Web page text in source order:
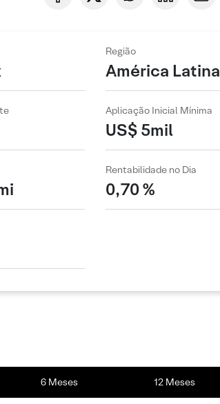
Região
América Latina
Aplicação Inicial Mínima
US$ 5mil
Rentabilidade no Dia
0,70 %
6 Meses 12 Meses